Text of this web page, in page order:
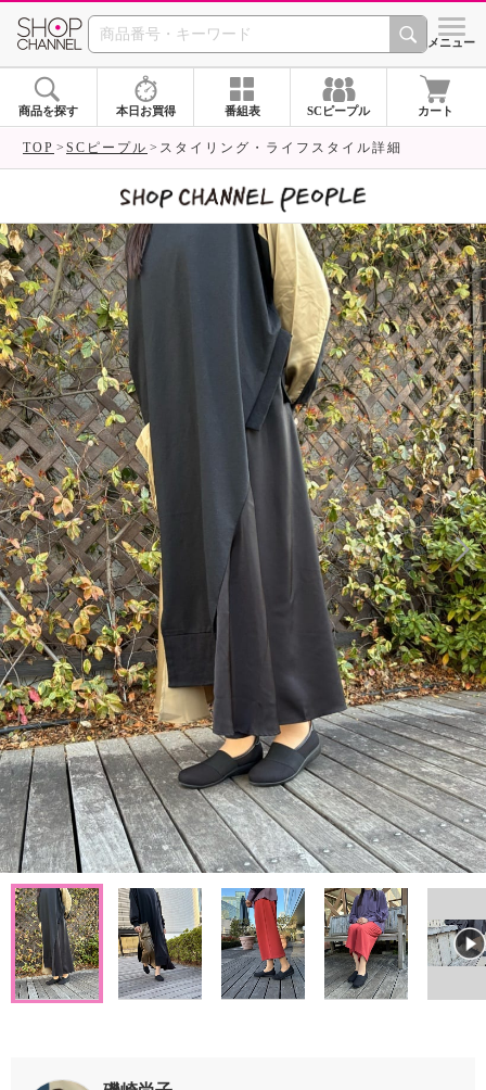
SHOP CHANNEL シメニュー
商品を探す 本日お買得 番組表 SCピープル カート
TOP SCピープル スタイリング・ライフスタイル詳細